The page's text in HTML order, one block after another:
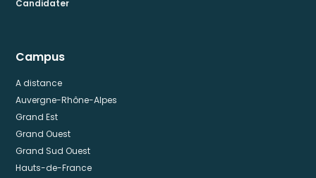
Candidater
Campus
A distance
Auvergne-Rhône-Alpes
Grand Est
Grand Ouest
Grand Sud Ouest
Hauts-de-France